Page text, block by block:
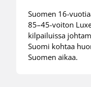
Suomen 16-
85–45-voiton
kilpailuissa
Suomi kohtaa
Suomen aikaa.